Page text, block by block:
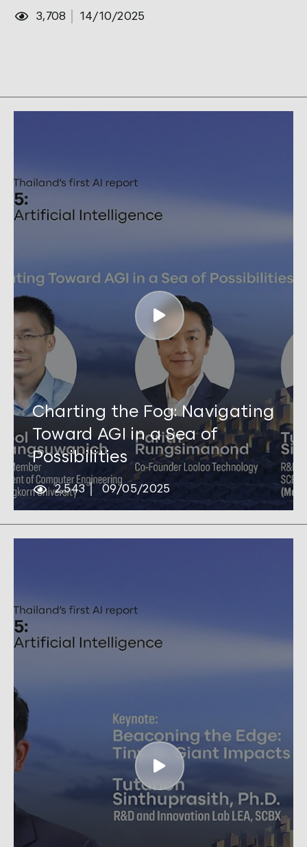
ระดับความรับผิดชอบ
3,708 14/10/2025
Tags:AI Outlook 2025 SCBX R&D
Charting the Fog: Navigating
Toward AGI in a Sea of
Possibilities
2,543 09/05/2025